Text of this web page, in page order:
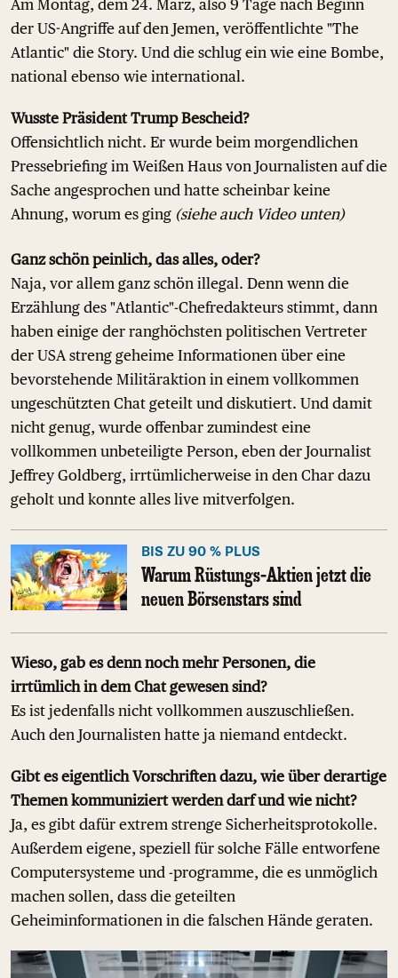
Am Montag, dem 24. März, also 9 Tage nach Beginn
der US-Angriffe auf den Jemen, veröffentlichte "The
Atlantic" die Story. Und die schlug ein wie eine Bombe,
national ebenso wie international.
Wusste Präsident Trump Bescheid?
Offensichtlich nicht. Er wurde beim morgendlichen
Pressebriefing im Weißen Haus von Journalisten auf die
Sache angesprochen und hatte scheinbar keine
Ahnung, worum es ging (siehe auch Video unten)
Ganz schön peinlich, das alles, oder?
Naja, vor allem ganz schön illegal. Denn wenn die
Erzählung des "Atlantic"-Chefredakteurs stimmt, dann
haben einige der ranghöchsten politischen Vertreter
der USA streng geheime Informationen über eine
bevorstehende Militäraktion in einem vollkommen
ungeschützten Chat geteilt und diskutiert. Und damit
nicht genug, wurde offenbar zumindest eine
vollkommen unbeteiligte Person, eben der Journalist
Jeffrey Goldberg, irrtümlicherweise in den Char dazu
geholt und konnte alles live mitverfolgen.
BIS ZU 90 % PLUS
Warum Rüstungs-Aktien jetzt die
neuen Börsenstars sind
Wieso, gab es denn noch mehr Personen, die
irrtümlich in dem Chat gewesen sind?
Es ist jedenfalls nicht vollkommen auszuschließen.
Auch den Journalisten hatte ja niemand entdeckt.
Gibt es eigentlich Vorschriften dazu, wie über derartige
Themen kommuniziert werden darf und wie nicht?
Ja, es gibt dafür extrem strenge Sicherheitsprotokolle.
Außerdem eigene, speziell für solche Fälle entworfene
Computersysteme und -programme, die es unmöglich
machen sollen, dass die geteilten
Geheiminformationen in die falschen Hände geraten.